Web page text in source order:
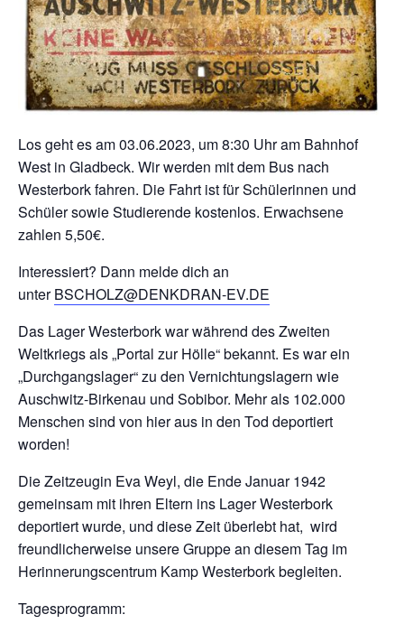
Los geht es am 03.06.2023, um 8:30 Uhr am Bahnhof
West in Gladbeck. Wir werden mit dem Bus nach
Westerbork fahren. Die Fahrt ist für Schülerinnen und
Schüler sowie Studierende kostenlos. Erwachsene
zahlen 5,50€.
Interessiert? Dann melde dich an
unterBSCHOLZ@DENKDRAN-EV.DE
Das Lager Westerbork war während des Zweiten
Weltkriegs als „Portal zur Hölle“ bekannt. Es war ein
„Durchgangslager“ zu den Vernichtungslagern wie
Auschwitz-Birkenau und Sobibor. Mehr als 102.000
Menschen sind von hier aus in den Tod deportiert
worden!
Die Zeitzeugin Eva Weyl, die Ende Januar 1942
gemeinsam mit ihren Eltern ins Lager Westerbork
deportiert wurde, und diese Zeit überlebt hat, wird
freundlicherweise unsere Gruppe an diesem Tag im
Herinnerungscentrum Kamp Westerbork begleiten.
Tagesprogramm: